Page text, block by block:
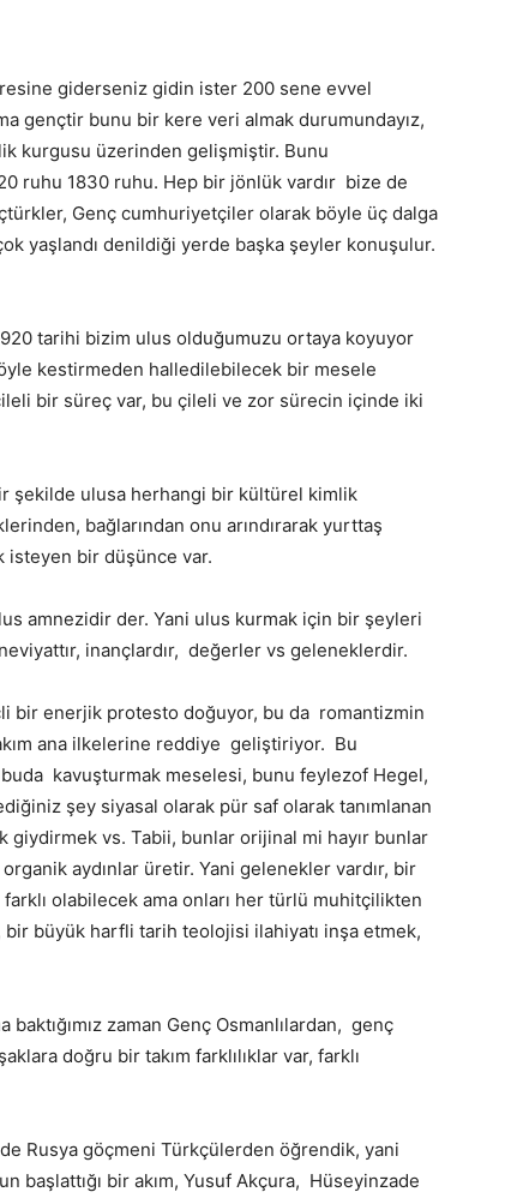
giderseniz gidin ister 200 sene evvel
gençtir bunu bir kere veri almak durumundayız,
kurgusu üzerinden gelişmiştir. Bunu
ruhu 1830 ruhu. Hep bir jönlük vardır bize de
Genç cumhuriyetçiler olarak böyle üç dalga
yaşlandı denildiği yerde başka şeyler konuşulur.
tarihi bizim ulus olduğumuzu ortaya koyuyor
kestirmeden halledilebilecek bir mesele
bir süreç var, bu çileli ve zor sürecin içinde iki
şekilde ulusa herhangi bir kültürel kimlik
bağlarından onu arındırarak yurttaş
bir düşünce var.
amnezidir der. Yani ulus kurmak için bir şeyleri
inançlardır, değerler vs geleneklerdir.
bir enerjik protesto doğuyor, bu da romantizmin
ana ilkelerine reddiye geliştiriyor. Bu
kavuşturmak meselesi, bunu feylezof Hegel,
şey siyasal olarak pür saf olarak tanımlanan
vs. Tabii, bunlar orijinal mi hayır bunlar
aydınlar üretir. Yani gelenekler vardır, bir
olabilecek ama onları her türlü muhitçilikten
büyük harfli tarih teolojisi ilahiyatı inşa etmek,
zaman Genç Osmanlılardan, genç
doğru bir takım farklılıklar var, farklı
Rusya göçmeni Türkçülerden öğrendik, yani
başlattığı bir akım, Yusuf Akçura, Hüseyinzade